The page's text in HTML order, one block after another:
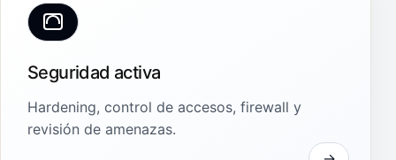
Seguridad activa
Hardening, control de accesos, firewall y
revisión de amenazas.